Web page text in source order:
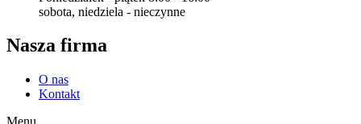
sobota, niedziela - nieczynne
Nasza firma
O nas
Kontakt